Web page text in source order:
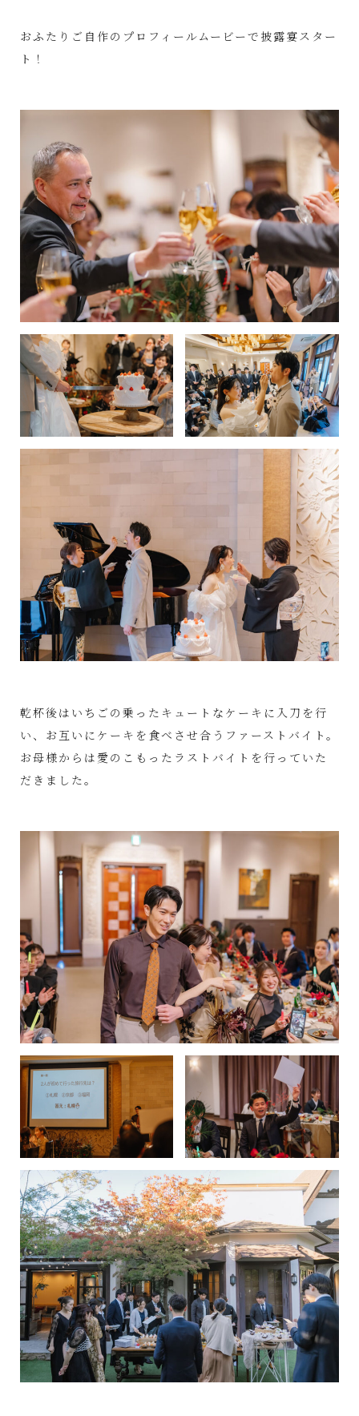
おふたりご自作のプロフィールムービーで披露宴スター
ト！
乾杯後はいちごの乗ったキュートなケーキに入刀を行
い、お互いにケーキを食べさせ合うファーストバイト。
お母様からは愛のこもったラストバイトを行っていた
だきました。